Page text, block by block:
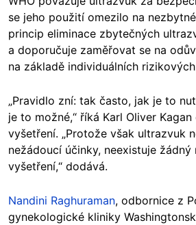
se jeho použití omezilo na
princip eliminace zbytečných
a doporučuje zaměřovat se na
na základě individuálních
„Pravidlo zní: tak často, jak je to
je to možné,“ říká Karl Oliver
vyšetření. „Protože však ultrazvuk
nežádoucí účinky, neexistuje
vyšetření,“ dodává.
Nandini Raghuraman, odbornice z
gynekologické kliniky